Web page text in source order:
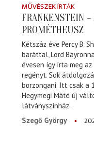
MŰVÉSZEK ÍRTÁK
FRANKENSTEIN –
PROMÉTHEUSZ
Kétszáz éve Percy B.
baráttal, Lord
évesen így írta meg
regényt. Sok
borzongani. Itt csak a
Hegymegi Máté új
látványszínház.
Szegő György